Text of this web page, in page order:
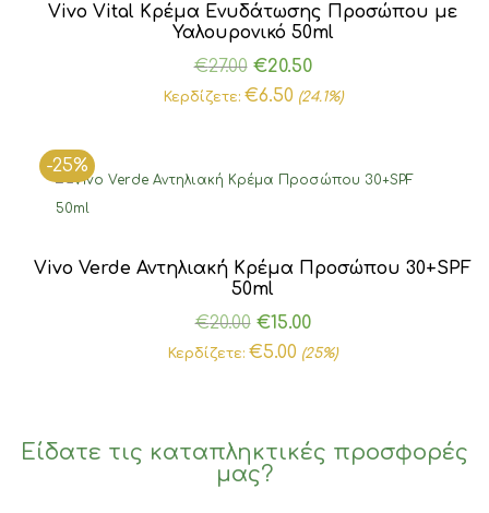
Vivo Vital Κρέμα Ενυδάτωσης Προσώπου με
Υαλουρονικό 50ml
€27.00 Original
price
€20.50Η
τρέχουσα
€20.50.
Κερδίζετε: €6.50 (24.1%)
-25%
Vivo Verde Αντηλιακή Κρέμα Προσώπου 30+SPF
50ml
€20.00 Original
price
€15.00Η
τρέχουσα
Κερδίζετε: €5.00 (25%)
Είδατε τις καταπληκτικές προσφορές
μας?